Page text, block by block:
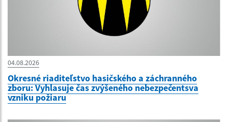
04.08.2026
Okresné riaditeľstvo hasičského a záchranného
zboru: Vyhlasuje čas zvýšeného nebezpečentsva
vzniku požiaru